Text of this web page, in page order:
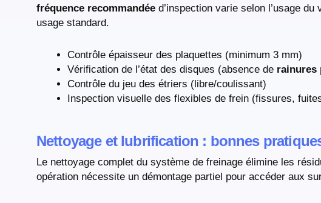
fréquence recommandée d’inspection varie selon l’usage
usage standard.
Contrôle épaisseur des plaquettes (minimum 3 mm)
Vérification de l’état des disques (absence de rainures
Contrôle du jeu des étriers (libre/coulissant)
Inspection visuelle des flexibles de frein (fissures,
Nettoyage et lubrification : bonnes
Le nettoyage complet du système de freinage élimine les
opération nécessite un démontage partiel pour accéder aux